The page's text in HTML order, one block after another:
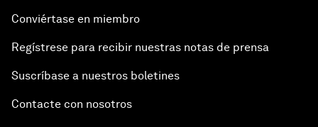
Conviértase en miembro
Regístrese para recibir nuestras notas de prensa
Suscríbase a nuestros boletines
Contacte con nosotros